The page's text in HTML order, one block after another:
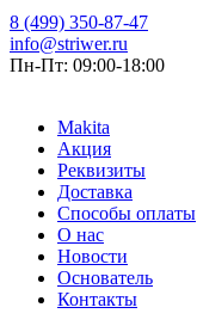
8 (499) 350-87-47
info@striwer.ru
Пн-Пт: 09:00-18:00
Makita
Акция
Реквизиты
Доставка
Способы оплаты
О нас
Новости
Основатель
Контакты